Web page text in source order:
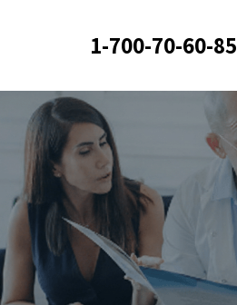
1-700-70-60-85